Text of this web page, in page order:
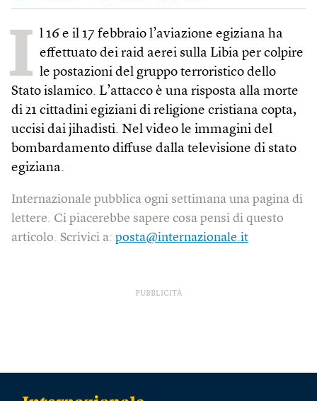
I l 16 e il 17 febbraio l’aviazione egiziana ha
effettuato dei raid aerei sulla Libia per colpire
le postazioni del gruppo terroristico dello
Stato islamico. L’attacco è una risposta alla morte
di 21 cittadini egiziani di religione cristiana copta,
uccisi dai jihadisti. Nel video le immagini del
bombardamento diffuse dalla televisione di stato
egiziana.
Internazionale pubblica ogni settimana una pagina di
lettere. Ci piacerebbe sapere cosa pensi di questo
articolo. Scrivici a: posta@internazionale.it
PUBBLICITÀ